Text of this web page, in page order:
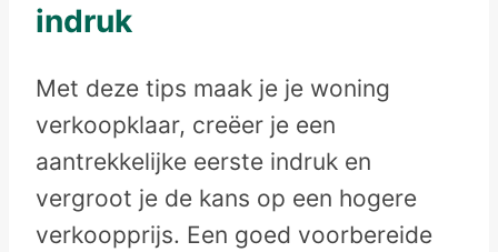
indruk
Met deze tips maak je je woning
verkoopklaar, creëer je een
aantrekkelijke eerste indruk en
vergroot je de kans op een hogere
verkoopprijs. Een goed voorbereide